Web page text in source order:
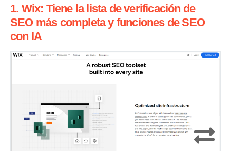
1. Wix: Tiene la lista de verificación de
SEO más completa y funciones de SEO
con IA